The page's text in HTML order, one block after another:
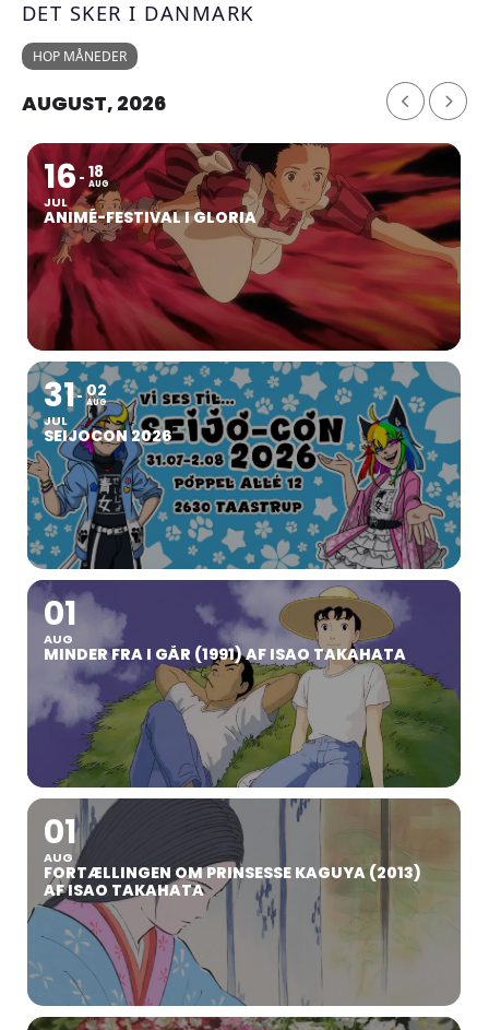
DET SKER I DANMARK
HOP MÅNEDER
AUGUST, 2026
16
JUL
18
AUG
ANIMÉ-FESTIVAL I GLORIA
31
JUL
02
AUG
SEIJOCON 2026
01
AUG
MINDER FRA I GÅR (1991) AF ISAO TAKAHATA
01
AUG
FORTÆLLINGEN OM PRINSESSE KAGUYA (2013)
AF ISAO TAKAHATA